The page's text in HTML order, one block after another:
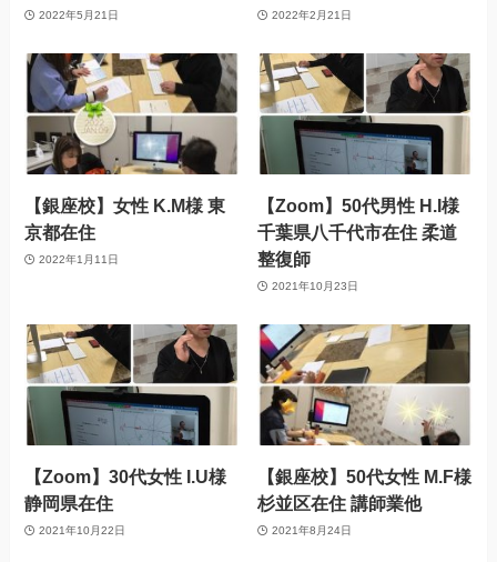
2022年5月21日 2022年2月21日
【銀座校】女性 K.M様 東
京都在住
2022年1月11日
【Zoom】50代男性 H.I様
千葉県八千代市在住 柔道
整復師
2021年10月23日
【Zoom】30代女性 I.U様
静岡県在住
2021年10月22日
【銀座校】50代女性 M.F様
杉並区在住 講師業他
2021年8月24日